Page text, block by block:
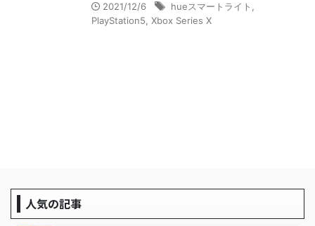
2021/12/6 hueスマートライト
PlayStation5 Xbox Series X
人気の記事